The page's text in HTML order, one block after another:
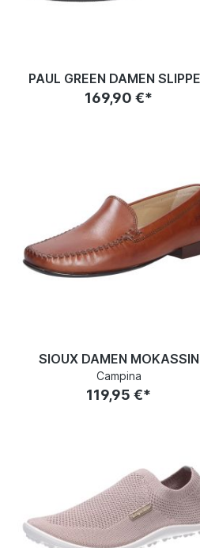
PAUL GREEN DAMEN
169,90 €*
SIOUX DAMEN MOKASSIN
Campina
119,95 €*